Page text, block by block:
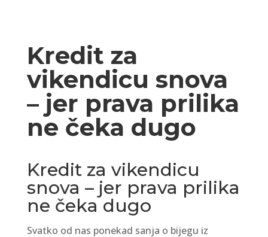
Kredit za
vikendicu snova
– jer prava prilika
ne čeka dugo
Kredit za vikendicu
snova – jer prava prilika
ne čeka dugo
Svatko od nas ponekad sanja o bijegu iz